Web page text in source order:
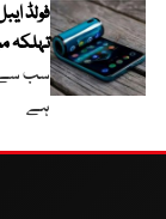
فولڈ
تہلکہ
سب سے
ہے